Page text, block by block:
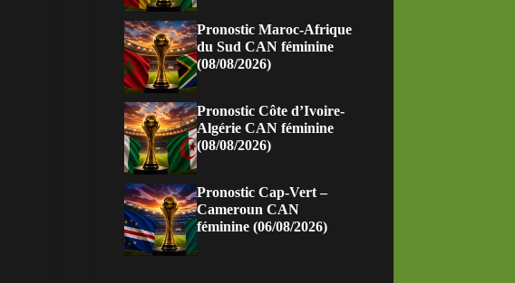
Pronostic Maroc-Afrique
du Sud CAN féminine
(08/08/2026)
Pronostic Côte d’Ivoire-
Algérie CAN féminine
(08/08/2026)
Pronostic Cap-Vert –
Cameroun CAN
féminine (06/08/2026)